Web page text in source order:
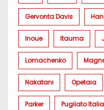
Gervonta Davis
Inoue Itauma
Lomachenko
Nakatani Opetaia
Parker Pugilato